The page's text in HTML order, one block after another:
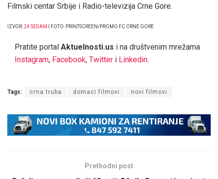
Filmski centar Srbije i Radio-televizija Crne Gore.
IZVOR:24 SEDAM I FOTO: PRINTSCREEN/PROMO FC CRNE GORE
Pratite portal Aktuelnosti.us i na društvenim mrežama
Instagram, Facebook, Twitter i Linkedin.
Tags: crna truba domaci filmovi novi filmovi
Prethodni post